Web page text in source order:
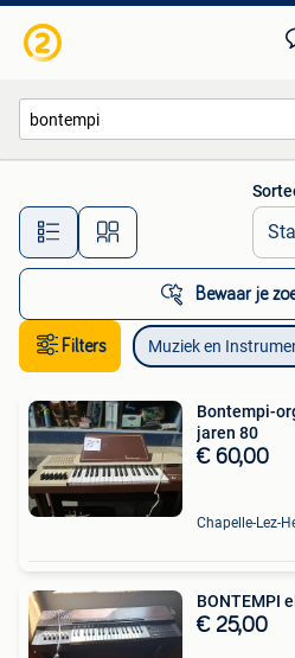
Alle
Bewaar je
Filters Muziek en
Bontempi-
jaren 80
€ 60,00
Chapelle-Lez-
BONTEMPI
€ 25,00